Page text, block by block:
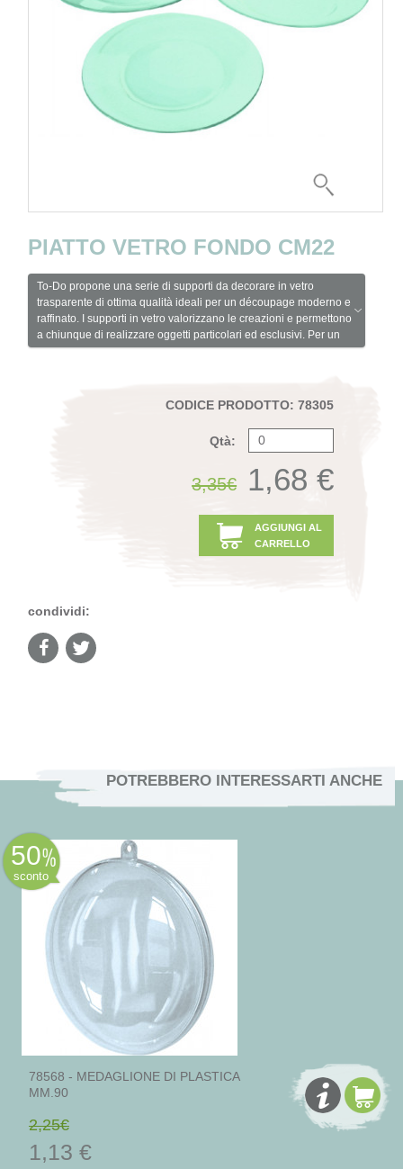
PIATTO VETRO FONDO CM22
To-Do propone una serie di supporti da decorare in vetro
trasparente di ottima qualità ideali per un découpage moderno e
raffinato. I supporti in vetro valorizzano le creazioni e permettono
a chiunque di realizzare oggetti particolari ed esclusivi. Per un
CODICE PRODOTTO: 78305
Qtà:
3,35€ 1,68 €
AGGIUNGI AL
CARRELLO
condividi:
POTREBBERO INTERESSARTI ANCHE
50
sconto
78568 - MEDAGLIONE DI PLASTICA
MM.90
2,25€
1,13 €